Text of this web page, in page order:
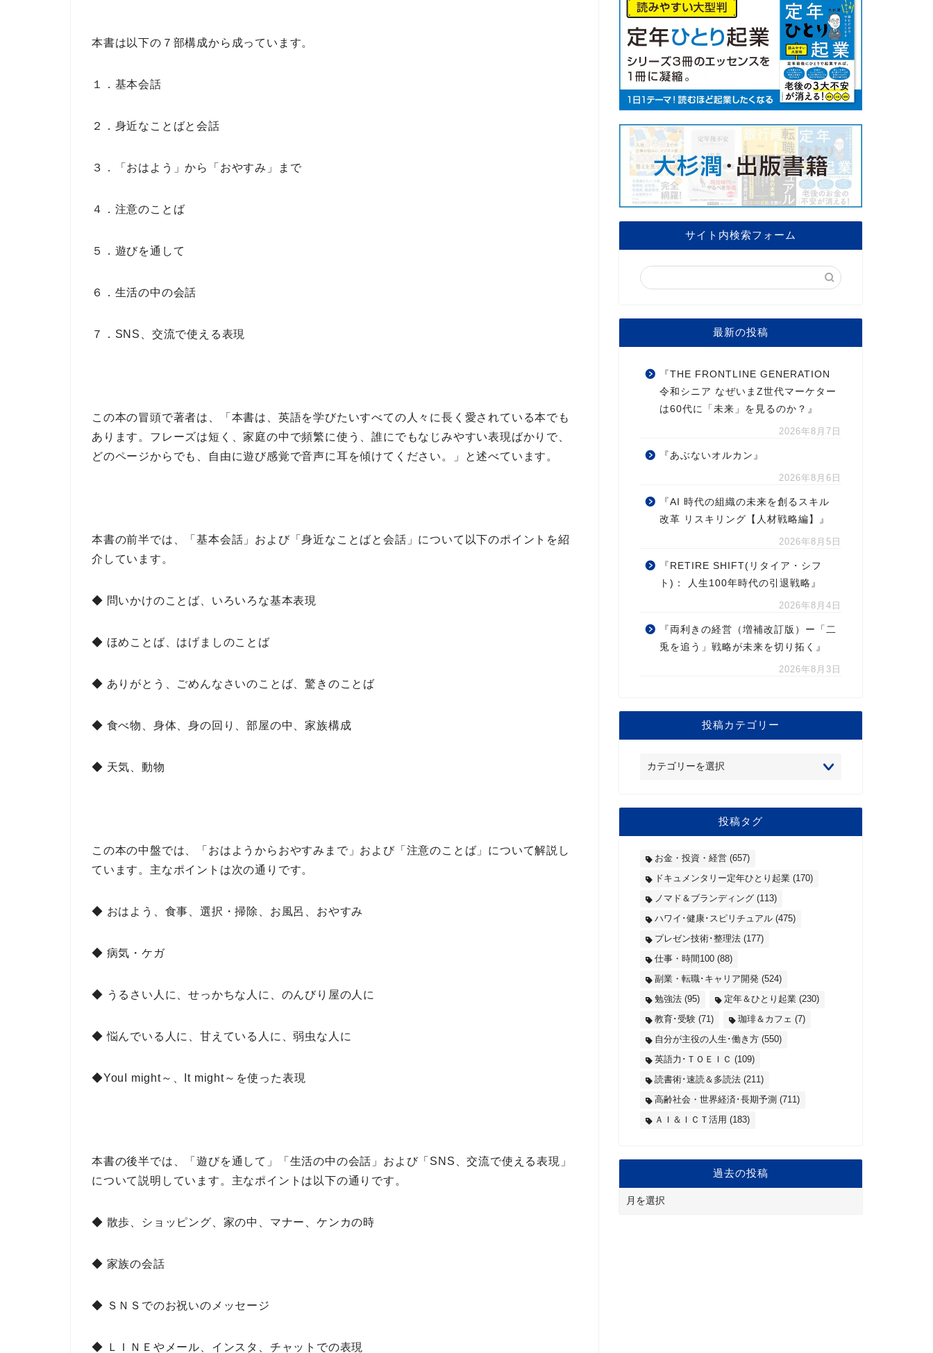
本書は以下の ７部構成から成っています。
１．基本会話
２．身近なことばと会話
３．「おはよう」から「おやすみ」まで
４．注意のことば
５．遊びを通して
６．生活の中の会話
７．SNS、交流で使える表現
この本の冒頭で著者は、
「本書は、英語を学びたいすべての人々に長く愛されている本でも
あります。フレーズは短く、家庭の中で頻繁に使う、誰にでもなじみやすい表現ばかりで、
どのページからでも、自由に遊び感覚で音声に耳を傾けてください。」
と述べています。
本書の前半では、 「基本会話 」 および「身近なことばと会話」 について 以下のポイント を紹
介しています。
◆ 問いかけのことば、 いろいろな基本表現
◆ ほめことば、はげましのことば
◆ ありがとう、ごめんなさいのことば、驚きのことば
◆ 食べ物、身体、身の回り、部屋の中、家族構成
◆ 天気、動物
この本の中盤では、 「おはようからおやすみまで 」 および「注意のことば」 について解説し
ています。 主なポイント は次の通りです。
◆ おはよう、食事、選択・掃除、お風呂、おやすみ
◆ 病気・ケガ
◆ うるさい人に、せっかちな人に、のんびり屋の人に
◆ 悩んでいる人に、甘えている人に、弱虫な人に
◆YouI might～、It might～を使った表現
本書の後半では、 「遊びを通して 」「生活の中の会話」 および「SNS、交流で使える表現」
について説明しています。 主なポイント は以下の通りです。
◆ 散歩、ショッピング、家の中、マナー、ケンカの時
◆ 家族の会話
◆ ＳＮＳでのお祝いのメッセージ
◆ ＬＩＮＥやメール、インスタ、チャットでの表現
サイト内検索フォーム
最新の投稿
『THE FRONTLINE GENERATION
令和シニア なぜいまZ世代マーケター
は60代に「未来」を見るのか？』
2026年8月7日
『あぶないオルカン』
2026年8月6日
『AI 時代の組織の未来を創るスキル
改革 リスキリング【人材戦略編】』
2026年8月5日
『RETIRE SHIFT(リタイア・シフ
ト)： 人生100年時代の引退戦略』
2026年8月4日
『両利きの経営（増補改訂版）ー「二
兎を追う」戦略が未来を切り拓く』
2026年8月3日
投稿カテゴリー
投稿タグ
お金・投資・経営(657)
ドキュメンタリー定年ひとり起業(170)
ノマド＆ブランディング(113)
ハワイ･健康･スピリチュアル(475)
プレゼン技術･整理法(177)
仕事・時間100(88)
副業・転職･キャリア開発(524)
勉強法(95) 定年＆ひとり起業(230)
教育･受験(71) 珈琲＆カフェ (7)
自分が主役の人生･働き方(550)
英語力･ＴＯＥＩＣ (109)
読書術･速読＆多読法(211)
高齢社会・世界経済･長期予測 (711)
ＡＩ＆ＩＣＴ活用 (183)
過去の投稿